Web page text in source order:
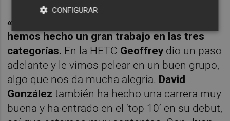
«Ha sido un fin de semana bastante bueno,
hemos hecho un gran trabajo en las tres
categorías. En la HETC Geoffrey dio un paso
adelante y le vimos pelear en un buen grupo,
algo que nos da mucha alegría. David
González también ha hecho una carrera muy
buena y ha entrado en el ‘top 10’ en su debut,
CONFIGURAR